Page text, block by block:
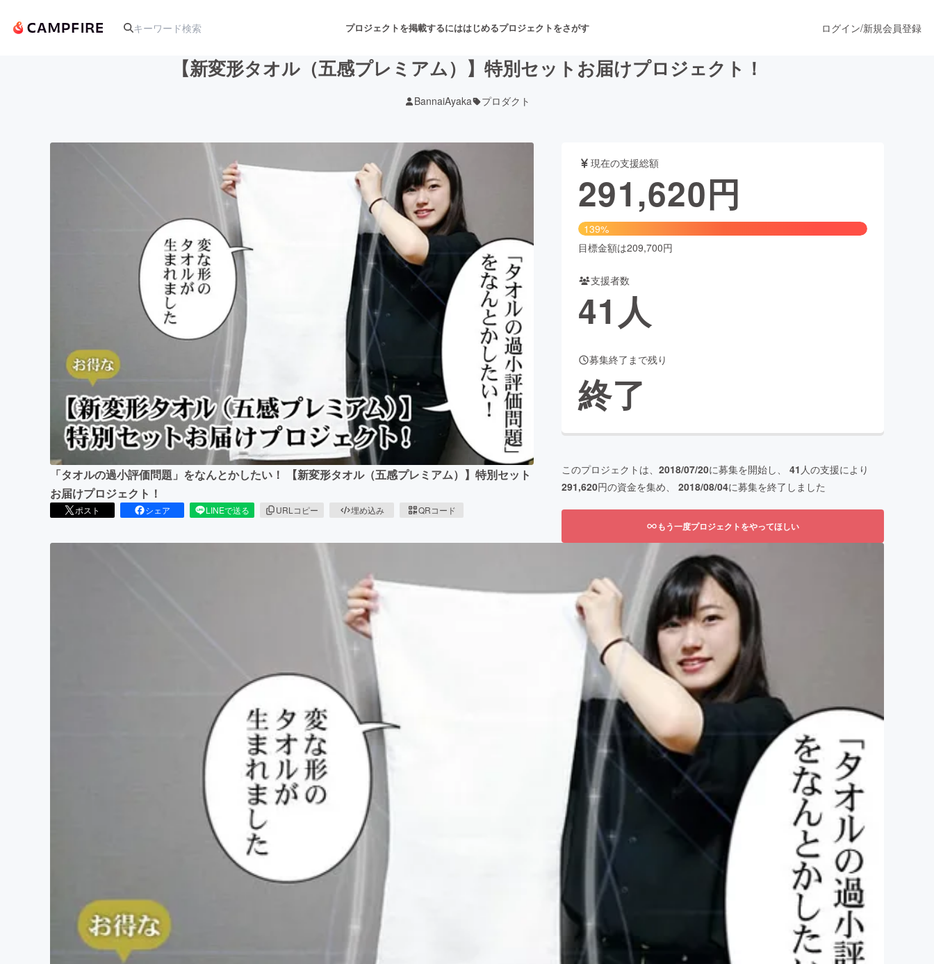
プロジェクトを掲載するにははじめるプロジェクトをさがす
音楽 舞台・パフォーマンス
テクノロジー・ガジェット ゲーム・サービス開発 フード・飲食店 ファッション
映像・映画 書籍・雑誌出版 アニメ・漫画
ビジネス・起業 チャレンジ ビューティー・ヘルスケア
まちづくり・地域活性化
CAMPFIRE for Social GoodCAMPFIRE Creation
CAMPFIREふるさと納税
machi-yaコミュニティ
ログイン/新規会員登録
【新変形タオル（五感プレミアム）】特別セットお届けプロジェクト！
BannaiAyaka プロダクト
「タオルの過小評価問題」をなんとかしたい！ 【新変形タオル（五感プレミアム）】特別セット
お届けプロジェクト！
ポスト シェア LINEで送る URLコピー 埋め込み QRコード
現在の支援総額
291,620円
139%
目標金額は209,700円
支援者数
41 人
募集終了まで残り
終了
このプロジェクトは、 2018/07/20に募集を開始し、 41 人の支援により
291,620円の資金を集め、 2018/08/04に募集を終了しました
もう一度プロジェクトをやってほしい